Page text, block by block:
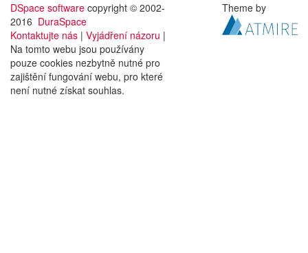
DSpace software copyright © 2002-
2016 DuraSpace
Kontaktujte nás | Vyjádření názoru |
Na tomto webu jsou používány
pouze cookies nezbytně nutné pro
zajištění fungování webu, pro které
není nutné získat souhlas.
Theme by